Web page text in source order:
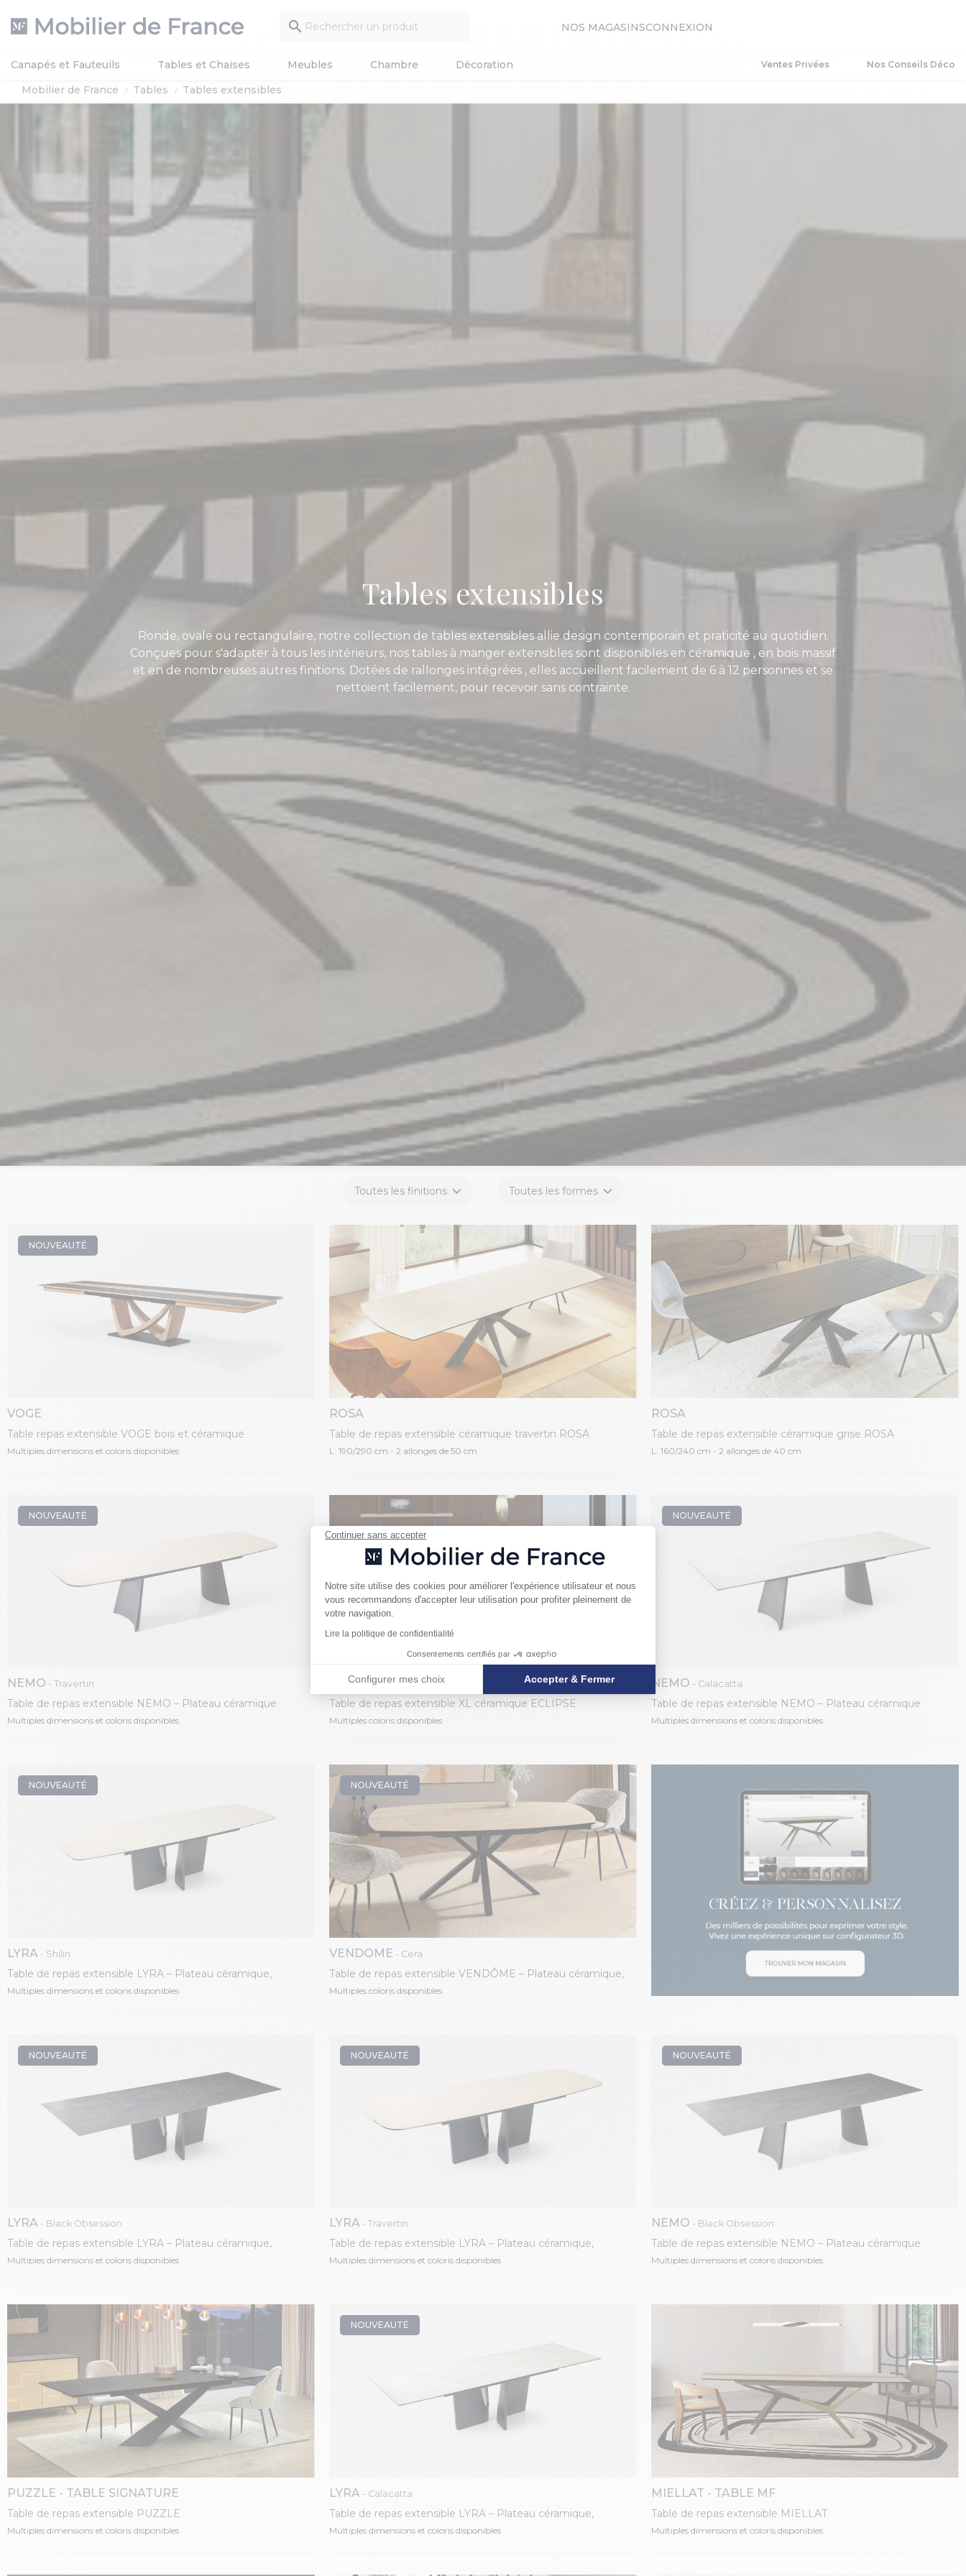
Continuer sans accepter
Plateforme de Gestion du Consentement : Personnalisez vos Options
Notre site utilise des cookies pour améliorer l'expérience utilisateur et nous
vous recommandons d'accepter leur utilisation pour profiter pleinement de
votre navigation.
Lire la politique de confidentialité
Consentements certifiés par
Configurer mes choix Accepter & Fermer
Axeptio consent
 NOS MAGASINSCONNEXION
Canapés et Fauteuils Tables et Chaises Meubles Chambre Décoration Ventes Privées Nos Conseils Déco
Mobilier de France Tables Tables extensibles
Tables extensibles
Ronde, ovale ou rectangulaire, notre collection de tables extensibles allie design contemporain et praticité au quotidien.
Conçues pour s'adapter à tous les intérieurs, nos tables à manger extensibles sont disponibles en céramique , en bois massif
et en de nombreuses autres finitions. Dotées de rallonges intégrées , elles accueillent facilement de 6 à 12 personnes et se
nettoient facilement, pour recevoir sans contrainte.
Toutes les finitions Toutes les formes
NOUVEAUTÉ
VOGE
Table repas extensible VOGE bois et céramique
Multiples dimensions et coloris disponibles
ROSA
Table de repas extensible céramique travertin ROSA
L. 190/290 cm - 2 allonges de 50 cm
ROSA
Table de repas extensible céramique grise ROSA
L. 160/240 cm - 2 allonges de 40 cm
NOUVEAUTÉ
NEMO - Travertin
Table de repas extensible NEMO – Plateau céramique
tonneau, piétement fer laqué
Multiples dimensions et coloris disponibles
ECLIPSE XL
Table de repas extensible XL céramique ECLIPSE
Multiples coloris disponibles
NOUVEAUTÉ
NEMO - Calacatta
Table de repas extensible NEMO – Plateau céramique
tonneau, piétement fer laqué
Multiples dimensions et coloris disponibles
NOUVEAUTÉ
LYRA - Shilin
Table de repas extensible LYRA – Plateau céramique,
piétement fer laqué
Multiples dimensions et coloris disponibles
NOUVEAUTÉ
VENDOME - Cera
Table de repas extensible VENDÔME – Plateau céramique,
piétement étoile fer laqué
Multiples coloris disponibles
NOUVEAUTÉ
LYRA - Black Obsession
Table de repas extensible LYRA – Plateau céramique,
piétement fer laqué
Multiples dimensions et coloris disponibles
NOUVEAUTÉ
LYRA- Travertin
Table de repas extensible LYRA – Plateau céramique,
piétement fer laqué
Multiples dimensions et coloris disponibles
NOUVEAUTÉ
NEMO - Black Obsession
Table de repas extensible NEMO – Plateau céramique
tonneau, piétement fer laqué
Multiples dimensions et coloris disponibles
PUZZLE - TABLE SIGNATURE
Table de repas extensible PUZZLE
Multiples dimensions et coloris disponibles
NOUVEAUTÉ
LYRA - Calacatta
Table de repas extensible LYRA – Plateau céramique,
piétement fer laqué
Multiples dimensions et coloris disponibles
MIELLAT - TABLE MF
Table de repas extensible MIELLAT
Multiples dimensions et coloris disponibles